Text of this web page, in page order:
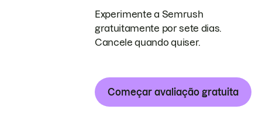
Experimente a Semrush
gratuitamente por sete dias.
Cancele quando quiser.
Começar avaliação gratuita